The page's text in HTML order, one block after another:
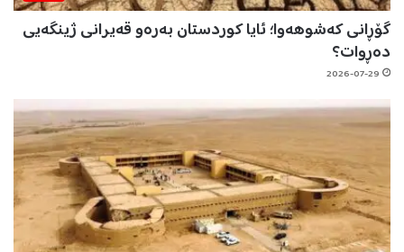
گۆڕانی کەشوهەوا؛ ئایا کوردستان بەرەو قەیرانی ژینگەیی
دەڕوات؟
2026-07-29